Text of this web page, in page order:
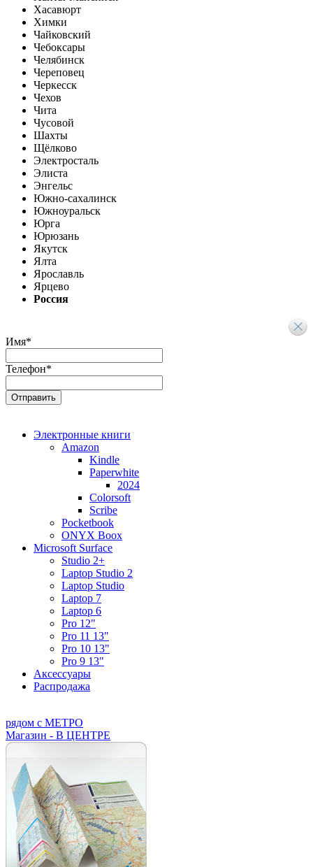
Хасавюрт
Химки
Чайковский
Чебоксары
Челябинск
Череповец
Черкесск
Чехов
Чита
Чусовой
Шахты
Щёлково
Электросталь
Элиста
Энгельс
Южно-сахалинск
Южноуральск
Юрга
Юрюзань
Якутск
Ялта
Ярославль
Ярцево
Россия
Имя*
Телефон*
Электронные книги
Amazon
Kindle
Paperwhite
2024
Colorsoft
Scribe
Pocketbook
ONYX Boox
Microsoft Surface
Studio 2+
Laptop Studio 2
Laptop Studio
Laptop 7
Laptop 6
Pro 12"
Pro 11 13"
Pro 10 13"
Pro 9 13"
Аксессуары
Распродажа
рядом с МЕТРО
Магазин - В ЦЕНТРЕ